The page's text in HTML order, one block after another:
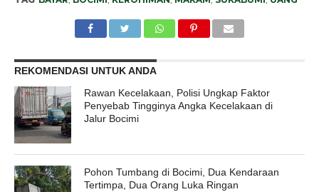
REKOMENDASI UNTUK ANDA
Rawan Kecelakaan, Polisi Ungkap Faktor
Penyebab Tingginya Angka Kecelakaan di
Jalur Bocimi
Pohon Tumbang di Bocimi, Dua Kendaraan
Tertimpa, Dua Orang Luka Ringan